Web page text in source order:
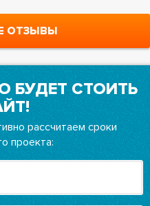
ОТЗЫВЫ
БУДЕТ СТОИТЬ
рассчитаем сроки
проекта: